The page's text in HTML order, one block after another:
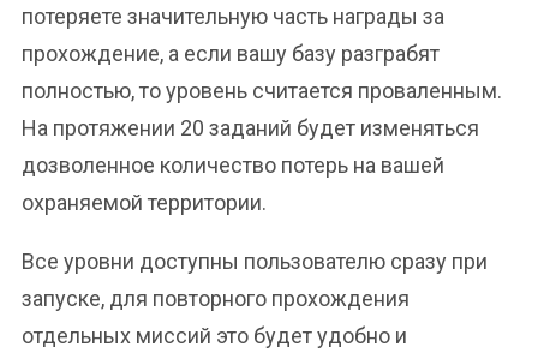
потеряете значительную часть награды за
прохождение, а если вашу базу разграбят
полностью, то уровень считается проваленным.
На протяжении 20 заданий будет изменяться
дозволенное количество потерь на вашей
охраняемой территории.
Все уровни доступны пользователю сразу при
запуске, для повторного прохождения
отдельных миссий это будет удобно и